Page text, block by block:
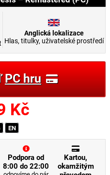
Anglická lokalizace
Hlas, titulky, uživatelské prostředí
PC hru
Kč
EN
Podpora od
8:00 do 22:00
Kartou,
okamžitým